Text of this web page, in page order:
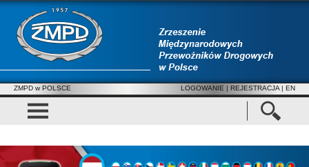
ZMPD w POLSCE LOGOWANIE | REJESTRACJA | EN